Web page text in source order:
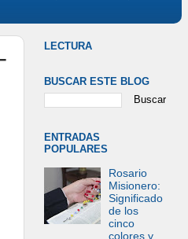
LECTURA
BUSCAR ESTE BLOG
ENTRADAS
POPULARES
Rosario
Misionero:
Significado
de los
cinco
colores y